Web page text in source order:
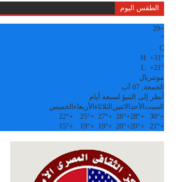
الطقس اليوم
+
29
°
C
H: +31°
L: +21°
مونتريال
الجمعة, 07 آب
أنظر إلى التنبؤ لسبعة أيام
السبت الأحد الاثنين الثلاثاء الأربعاء الخميس
+
30°
+
28°
+
28°
+
27°
+
25°
+
22°
+
21°
+
20°
+
20°
+
19°
+
19°
+
15°